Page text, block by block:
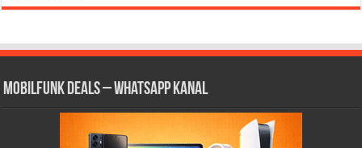
Mobilfunk Deals – WhatsApp Kanal